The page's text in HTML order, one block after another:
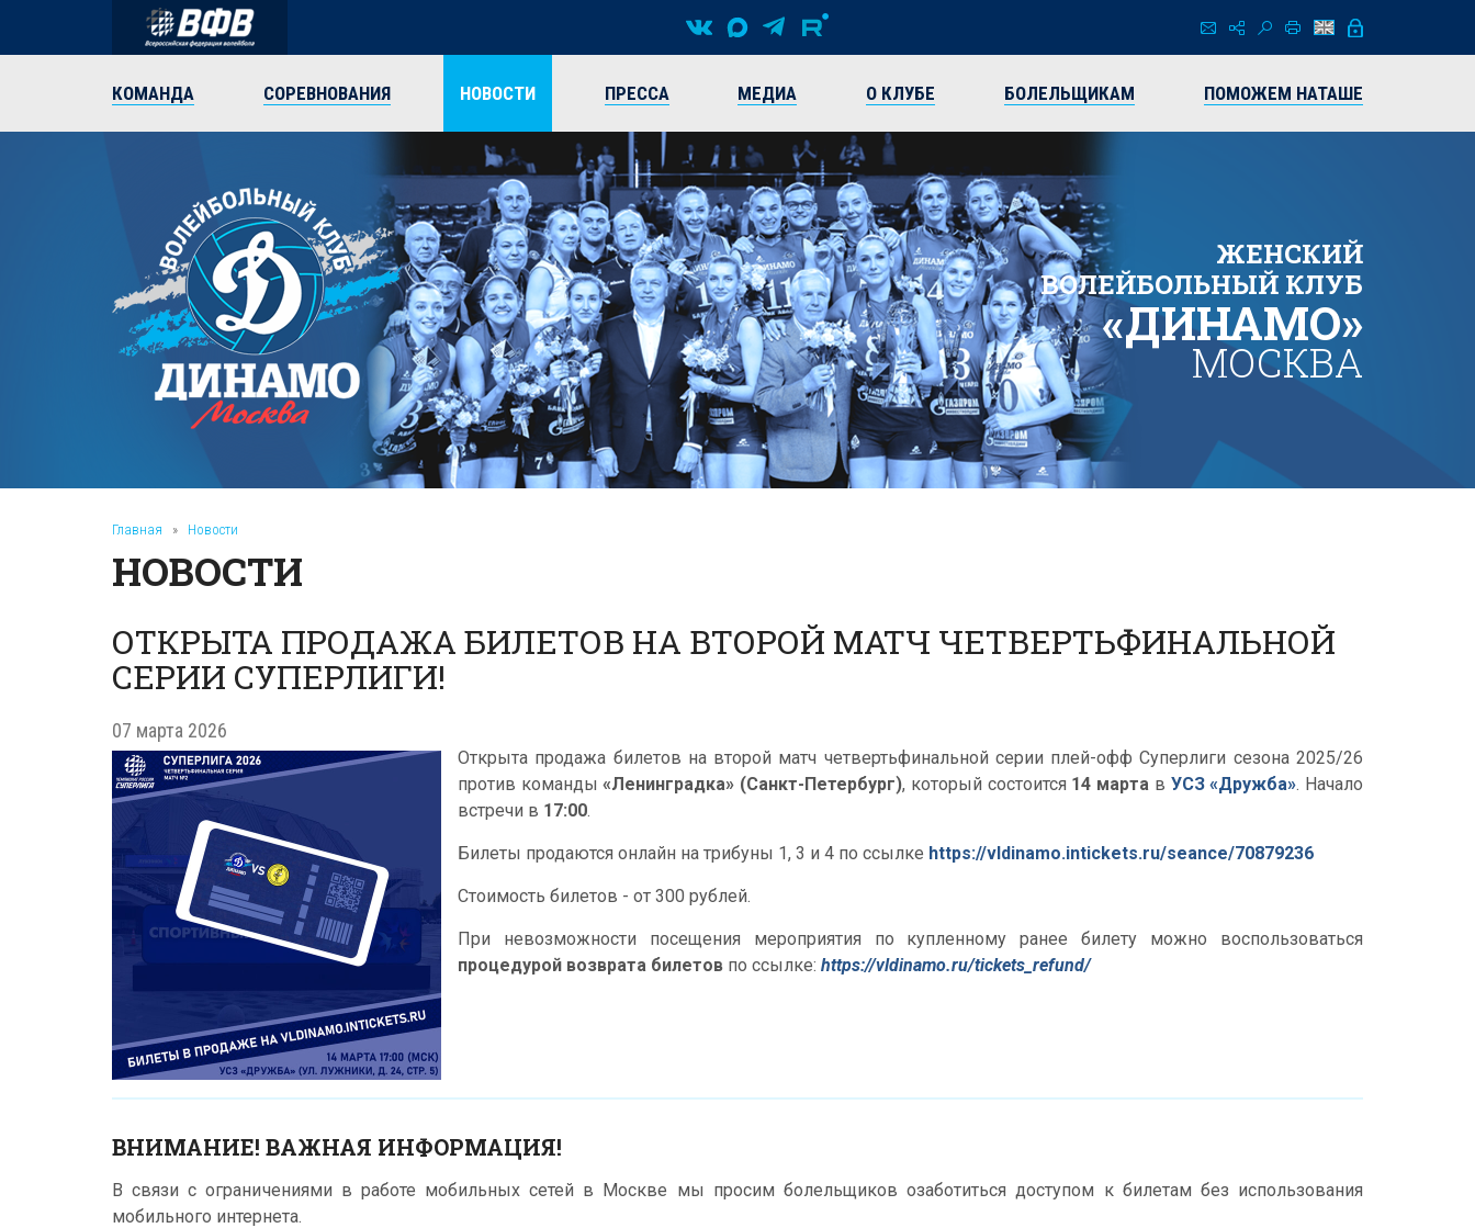
КОМАНДА СОРЕВНОВАНИЯ НОВОСТИ ПРЕССА МЕДИА О КЛУБЕ БОЛЕЛЬЩИКАМ ПОМОЖЕМ НАТАШЕ
ЖЕНСКИЙ
ВОЛЕЙБОЛЬНЫЙ КЛУБ
«ДИНАМО»
МОСКВА
Главная » Новости
НОВОСТИ
ОТКРЫТА ПРОДАЖА БИЛЕТОВ НА ВТОРОЙ МАТЧ ЧЕТВЕРТЬФИНАЛЬНОЙ
СЕРИИ СУПЕРЛИГИ!
07 марта 2026
Открыта продажа билетов на второй матч четвертьфинальной серии плей-офф Суперлиги сезона 2025/26
против команды«Ленинградка» (Санкт-Петербург), который состоится 14 марта в УСЗ «Дружба». Начало
встречи в 17:00.
Билеты продаются онлайн на трибуны 1, 3 и 4 по ссылке https://vldinamo.intickets.ru/seance/70879236
Стоимость билетов - от 300 рублей.
При невозможности посещения мероприятия по купленному ранее билету можно воспользоваться
процедурой возврата билетов по ссылке: https://vldinamo.ru/tickets_refund/
ВНИМАНИЕ! ВАЖНАЯ ИНФОРМАЦИЯ!
В связи с ограничениями в работе мобильных сетей в Москве мы просим болельщиков озаботиться доступом к билетам без использования
мобильного интернета.